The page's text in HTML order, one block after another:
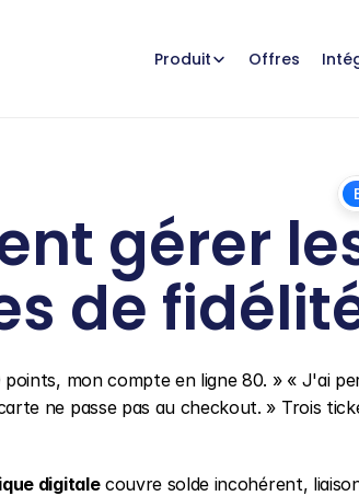
Produit Offres
gérer
de
points, mon compte en ligne 80. » « J'ai
ne passe pas au checkout. » Trois
digitale couvre solde incohérent,